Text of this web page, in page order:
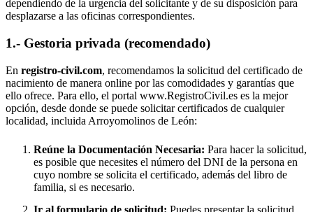
dependiendo de la urgencia del solicitante y de su disposición para
desplazarse a las oficinas correspondientes.
1.- Gestoria privada (recomendado)
En registro-civil.com, recomendamos la solicitud del certificado de
nacimiento de manera online por las comodidades y garantías que
ello ofrece. Para ello, el portal www.RegistroCivil.es es la mejor
opción, desde donde se puede solicitar certificados de cualquier
localidad, incluida Arroyomolinos de León:
Reúne la Documentación Necesaria: Para hacer la solicitud,
es posible que necesites el número del DNI de la persona en
cuyo nombre se solicita el certificado, además del libro de
familia, si es necesario.
Ir al formulario de solicitud: Puedes presentar la solicitud